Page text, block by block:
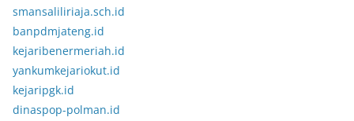
smansaliliriaja.sch.id
banpdmjateng.id
kejaribenermeriah.id
yankumkejariokut.id
kejaripgk.id
dinaspop-polman.id